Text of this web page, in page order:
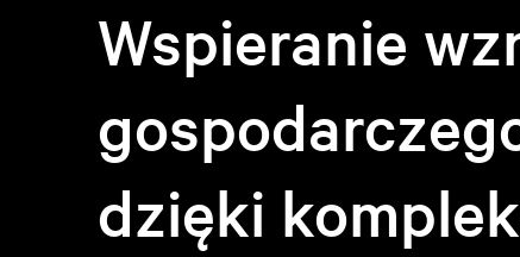
Wspieranie
dzięki